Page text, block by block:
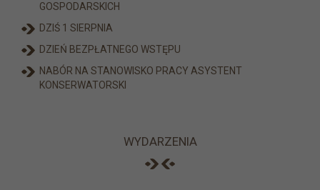
GOSPODARSKICH
DZIŚ 1 SIERPNIA
DZIEŃ BEZPŁATNEGO WSTĘPU
NABÓR NA STANOWISKO PRACY ASYSTENT
KONSERWATORSKI
WYDARZENIA